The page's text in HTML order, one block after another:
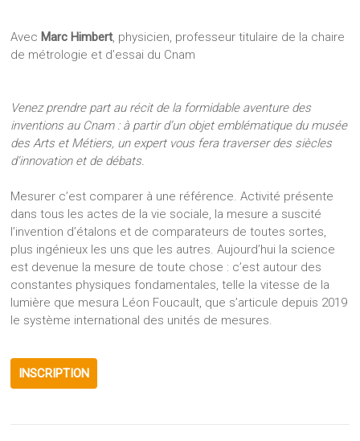
Avec Marc Himbert, physicien, professeur titulaire de la chaire
de métrologie et d’essai du Cnam
Venez prendre part au récit de la formidable aventure des
inventions au Cnam : à partir d’un objet emblématique du musée
des Arts et Métiers, un expert vous fera traverser des siècles
d’innovation et de débats.
Mesurer c’est comparer à une référence. Activité présente
dans tous les actes de la vie sociale, la mesure a suscité
l’invention d’étalons et de comparateurs de toutes sortes,
plus ingénieux les uns que les autres. Aujourd’hui la science
est devenue la mesure de toute chose : c’est autour des
constantes physiques fondamentales, telle la vitesse de la
lumière que mesura Léon Foucault, que s’articule depuis 2019
le système international des unités de mesures.
INSCRIPTION